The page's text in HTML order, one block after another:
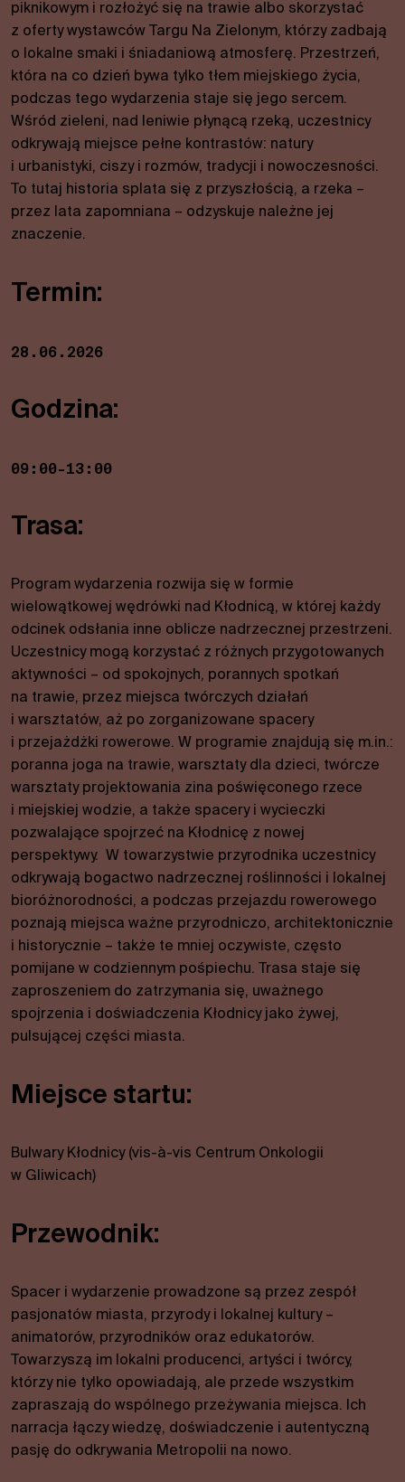
piknikowym i rozłożyć się na trawie albo skorzystać
z oferty wystawców Targu Na Zielonym, którzy zadbają
o lokalne smaki i śniadaniową atmosferę. Przestrzeń,
która na co dzień bywa tylko tłem miejskiego życia,
podczas tego wydarzenia staje się jego sercem.
Wśród zieleni, nad leniwie płynącą rzeką, uczestnicy
odkrywają miejsce pełne kontrastów: natury
i urbanistyki, ciszy i rozmów, tradycji i nowoczesności.
To tutaj historia splata się z przyszłością, a rzeka –
przez lata zapomniana – odzyskuje należne jej
znaczenie.
Termin:
28.06.2026
Godzina:
09:00-13:00
Trasa:
Program wydarzenia rozwija się w formie
wielowątkowej wędrówki nad Kłodnicą, w której każdy
odcinek odsłania inne oblicze nadrzecznej przestrzeni.
Uczestnicy mogą korzystać z różnych przygotowanych
aktywności – od spokojnych, porannych spotkań
na trawie, przez miejsca twórczych działań
i warsztatów, aż po zorganizowane spacery
i przejażdżki rowerowe. W programie znajdują się m.in.:
poranna joga na trawie, warsztaty dla dzieci, twórcze
warsztaty projektowania zina poświęconego rzece
i miejskiej wodzie, a także spacery i wycieczki
pozwalające spojrzeć na Kłodnicę z nowej
perspektywy. W towarzystwie przyrodnika uczestnicy
odkrywają bogactwo nadrzecznej roślinności i lokalnej
bioróżnorodności, a podczas przejazdu rowerowego
poznają miejsca ważne przyrodniczo, architektonicznie
i historycznie – także te mniej oczywiste, często
pomijane w codziennym pośpiechu. Trasa staje się
zaproszeniem do zatrzymania się, uważnego
spojrzenia i doświadczenia Kłodnicy jako żywej,
pulsującej części miasta.
Miejsce startu:
Bulwary Kłodnicy (vis-à-vis Centrum Onkologii
w Gliwicach)
Przewodnik:
Spacer i wydarzenie prowadzone są przez zespół
pasjonatów miasta, przyrody i lokalnej kultury –
animatorów, przyrodników oraz edukatorów.
Towarzyszą im lokalni producenci, artyści i twórcy,
którzy nie tylko opowiadają, ale przede wszystkim
zapraszają do wspólnego przeżywania miejsca. Ich
narracja łączy wiedzę, doświadczenie i autentyczną
pasję do odkrywania Metropolii na nowo.